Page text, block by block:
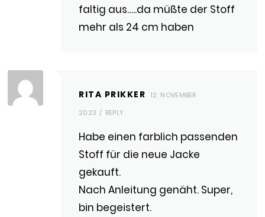
faltig aus…..da müßte der Stoff
mehr als 24 cm haben
RITA PRIKKER
12. NOVEMBER
2023
REPLY
Habe einen farblich passenden
Stoff für die neue Jacke
gekauft.
Nach Anleitung genäht. Super,
bin begeistert.